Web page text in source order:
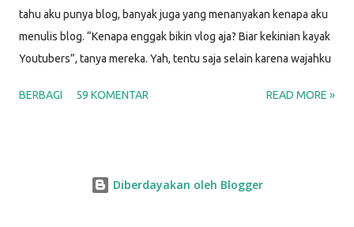
tahu aku punya blog, banyak juga yang menanyakan kenapa aku
menulis blog. “Kenapa enggak bikin vlog aja? Biar kekinian kayak
Youtubers”, tanya mereka. Yah, tentu saja selain karena wajahku
menulis blog. ALASAN MENULIS DI BLOG PERTAMA KALI
banyak pertanyaan di sekitarku, aku berasumsi bahwa diluar sana
BERBAGI 59 KOMENTAR READ MORE »
Diberdayakan oleh Blogger